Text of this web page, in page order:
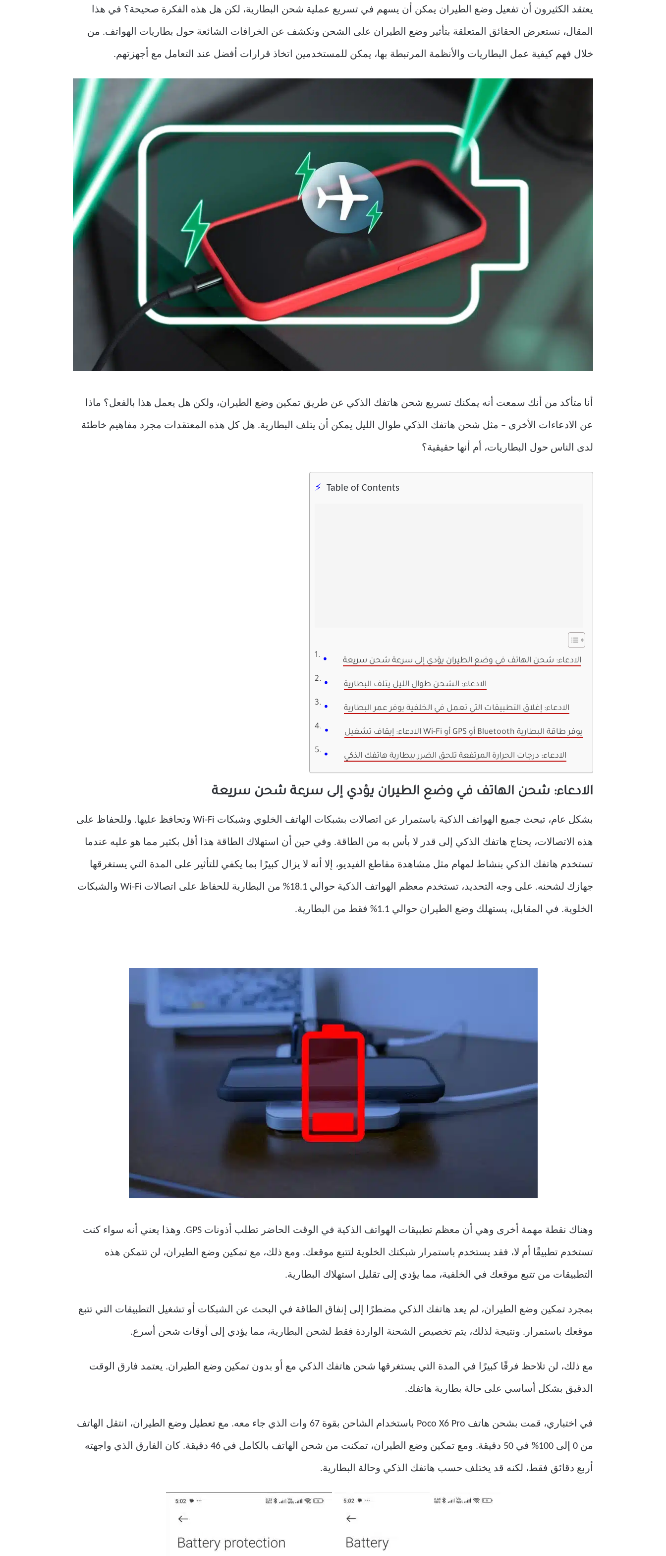
يعتقد الكثيرون أن تفعيل وضع الطيران يمكن أن يسهم في تسريع عملية شحن البطارية، لكن هل هذه الفكرة صحيحة؟ في هذا
المقال، نستعرض الحقائق المتعلقة بتأثير وضع الطيران على الشحن ونكشف عن الخرافات الشائعة حول بطاريات الهواتف. من
خلال فهم كيفية عمل البطاريات والأنظمة المرتبطة بها، يمكن للمستخدمين اتخاذ قرارات أفضل عند التعامل مع أجهزتهم.
أنا متأكد من أنك سمعت أنه يمكنك تسريع شحن هاتفك الذكي عن طريق تمكين وضع الطيران، ولكن هل يعمل هذا بالفعل؟ ماذا
عن الادعاءات الأخرى – مثل شحن هاتفك الذكي طوال الليل يمكن أن يتلف البطارية. هل كل هذه المعتقدات مجرد مفاهيم خاطئة
لدى الناس حول البطاريات، أم أنها حقيقية؟
Table of Contents
الادعاء: شحن الهاتف في وضع الطيران يؤدي إلى سرعة شحن سريعة
الادعاء: الشحن طوال الليل يتلف البطارية
الادعاء: إغلاق التطبيقات التي تعمل في الخلفية يوفر عمر البطارية
الادعاء: إيقاف تشغيل Wi-Fi أو GPS أو Bluetooth يوفر طاقة البطارية
الادعاء: درجات الحرارة المرتفعة تلحق الضرر ببطارية هاتفك الذكي
الادعاء: شحن الهاتف في وضع الطيران يؤدي إلى سرعة شحن سريعة
بشكل عام، تبحث جميع الهواتف الذكية باستمرار عن اتصالات بشبكات الهاتف الخلوي وشبكات Wi-Fi وتحافظ عليها. وللحفاظ على
هذه الاتصالات، يحتاج هاتفك الذكي إلى قدر لا بأس به من الطاقة. وفي حين أن استهلاك الطاقة هذا أقل بكثير مما هو عليه عندما
تستخدم هاتفك الذكي بنشاط لمهام مثل مشاهدة مقاطع الفيديو، إلا أنه لا يزال كبيرًا بما يكفي للتأثير على المدة التي يستغرقها
جهازك لشحنه. على وجه التحديد، تستخدم معظم الهواتف الذكية حوالي 18.1% من البطارية للحفاظ على اتصالات Wi-Fi والشبكات
الخلوية. في المقابل، يستهلك وضع الطيران حوالي 1.1% فقط من البطارية.
وهناك نقطة مهمة أخرى وهي أن معظم تطبيقات الهواتف الذكية في الوقت الحاضر تطلب أذونات GPS. وهذا يعني أنه سواء كنت
تستخدم تطبيقًا أم لا، فقد يستخدم باستمرار شبكتك الخلوية لتتبع موقعك. ومع ذلك، مع تمكين وضع الطيران، لن تتمكن هذه
التطبيقات من تتبع موقعك في الخلفية، مما يؤدي إلى تقليل استهلاك البطارية.
بمجرد تمكين وضع الطيران، لم يعد هاتفك الذكي مضطرًا إلى إنفاق الطاقة في البحث عن الشبكات أو تشغيل التطبيقات التي تتبع
موقعك باستمرار. ونتيجة لذلك، يتم تخصيص الشحنة الواردة فقط لشحن البطارية، مما يؤدي إلى أوقات شحن أسرع.
مع ذلك، لن تلاحظ فرقًا كبيرًا في المدة التي يستغرقها شحن هاتفك الذكي مع أو بدون تمكين وضع الطيران. يعتمد فارق الوقت
الدقيق بشكل أساسي على حالة بطارية هاتفك.
في اختباري، قمت بشحن هاتف Poco X6 Pro باستخدام الشاحن بقوة 67 وات الذي جاء معه. مع تعطيل وضع الطيران، انتقل الهاتف
من 0 إلى 100% في 50 دقيقة. ومع تمكين وضع الطيران، تمكنت من شحن الهاتف بالكامل في 46 دقيقة. كان الفارق الذي واجهته
أربع دقائق فقط، لكنه قد يختلف حسب هاتفك الذكي وحالة البطارية.